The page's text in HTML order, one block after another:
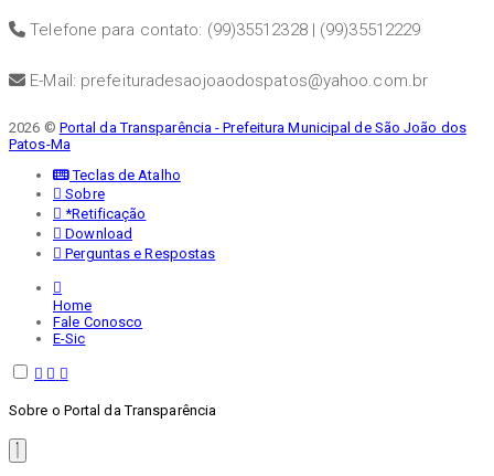
Telefone para contato: (99)35512328 | (99)35512229
E-Mail: prefeituradesaojoaodospatos@yahoo.com.br
2026 © Portal da Transparência - Prefeitura Municipal de São João dos
Patos-Ma
Teclas de Atalho
Sobre
*Retificação
Download
Perguntas e Respostas
Home
Fale Conosco
E-Sic
Sobre o Portal da Transparência